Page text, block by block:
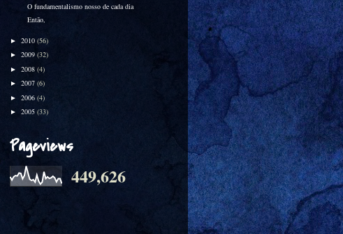
O fundamentalismo nosso de cada dia
Então,
► 2010 (56)
► 2009 (32)
► 2008 (4)
► 2007 (6)
► 2006 (4)
► 2005 (33)
Pageviews
449,626